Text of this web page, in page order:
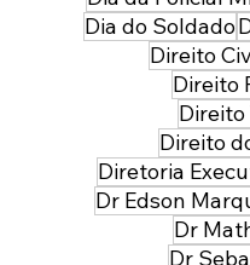
Dia do Soldado
Direito
Direito
Direito
Diretoria
Dr Edson
Dr
Dr